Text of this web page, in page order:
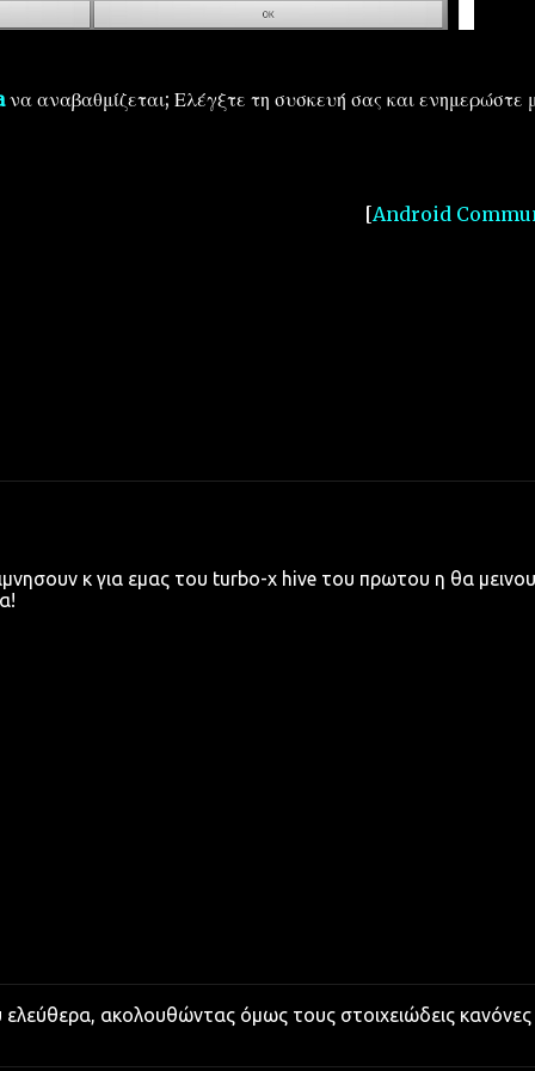
να αναβαθμίζεται; Ελέγξτε τη συσκευή σας και ενημερώστε
[Android
κ για εμας του turbo-x hive του πρωτου η θα
ακολουθώντας όμως τους στοιχειώδεις κανόνες